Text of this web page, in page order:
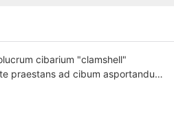
cibarium "clamshell"
praestans ad cibum asportandum